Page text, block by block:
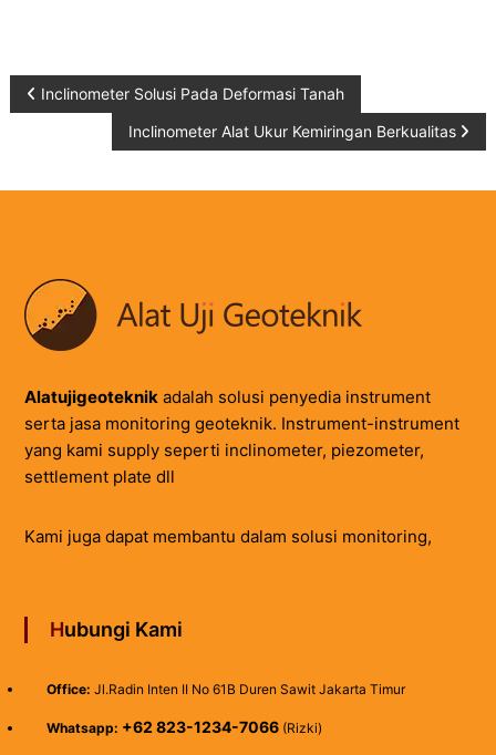
Post
navigation
Inclinometer Solusi Pada Deformasi Tanah
Inclinometer Alat Ukur Kemiringan Berkualitas
Alatujigeoteknik adalah solusi penyedia instrument
serta jasa monitoring geoteknik. Instrument-instrument
yang kami supply seperti inclinometer, piezometer,
settlement plate dll
Kami juga dapat membantu dalam solusi monitoring,
Hubungi Kami
Office: Jl.Radin Inten II No 61B Duren Sawit Jakarta Timur
Whatsapp: +62 823-1234-7066(Rizki)